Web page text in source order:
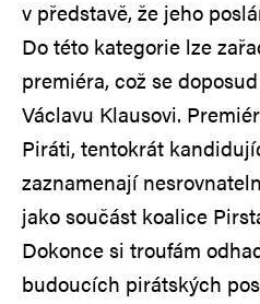
v představě, že jeho
Do této kategorie lze
premiéra, což se
Václavu Klausovi.
Piráti, tentokrát
zaznamenají
jako součást koalice
Dokonce si troufám
budoucích pirátských